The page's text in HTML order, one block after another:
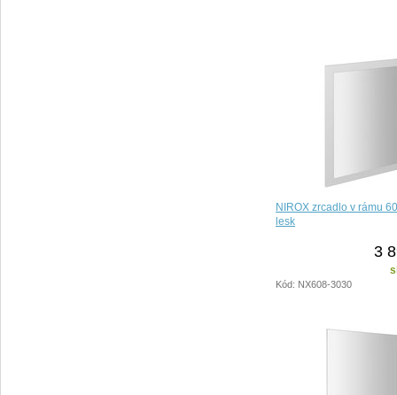
NIROX zrcadlo v rámu
lesk
3
Kód: NX608-3030